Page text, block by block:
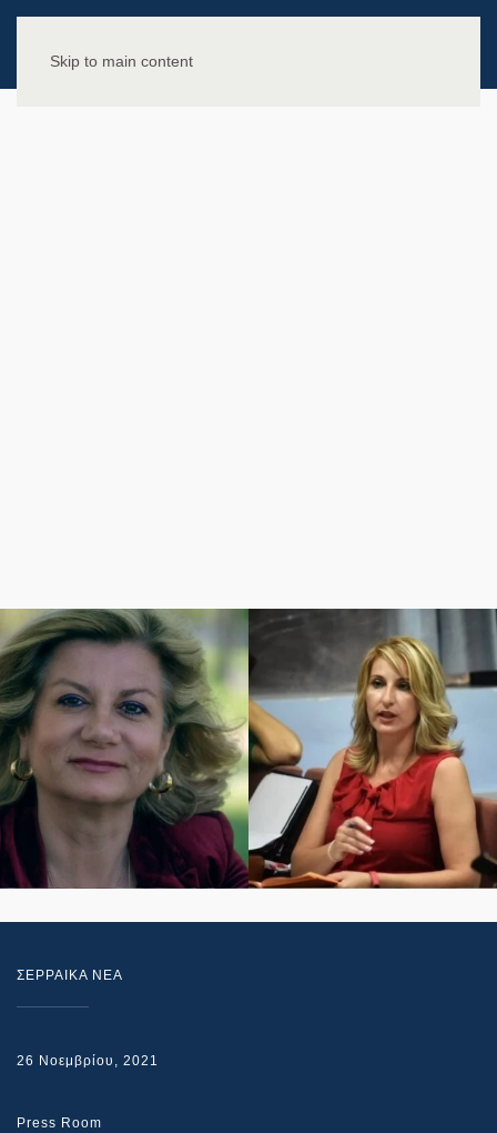
Skip to main content
ΣΕΡΡΑΙΚΑ ΝΕΑ
26 Νοεμβρίου, 2021
Press Room